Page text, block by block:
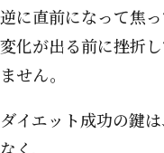
逆に直前になって焦っ
変化が出る前に挫折
ません。
ダイエット成功の鍵
なく、